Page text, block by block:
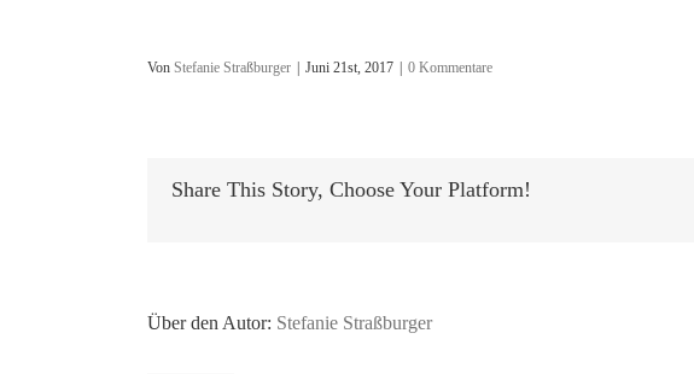
Von Stefanie Straßburger Juni 21st, 2017 0 Kommentare
Share This Story, Choose Your Platform!
Über den Autor: Stefanie Straßburger